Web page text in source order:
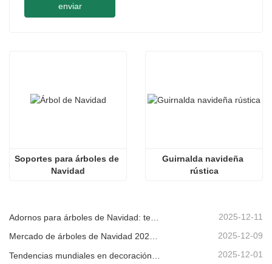
enviar
Soportes para árboles de
Navidad
Guirnalda navideña
rústica
2025-12-11
Mercado de árboles de Navidad 2025: Tendencias, tecnologías y guía de compras para compradores B2B 2025-12-09
2025-12-01